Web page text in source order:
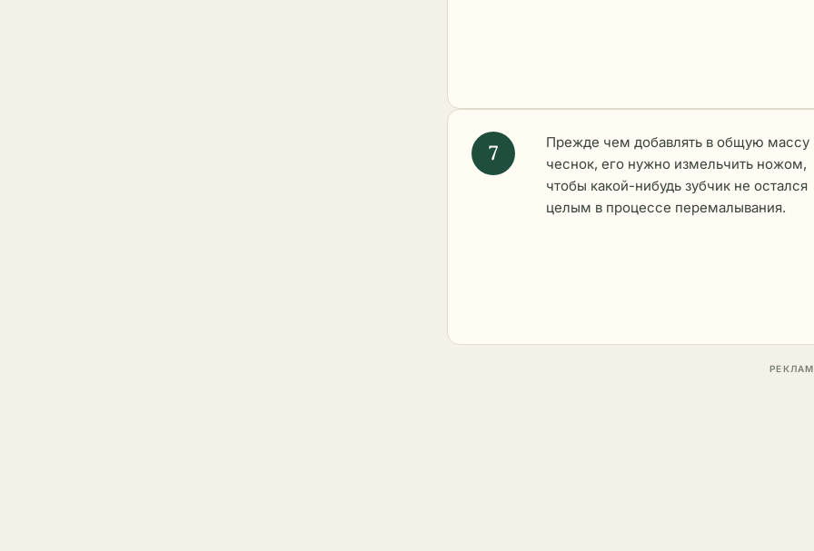
Прежде чем добавлять в общую массу
чеснок, его нужно измельчить ножом,
чтобы какой-нибудь зубчик не остался
целым в процессе перемалывания.